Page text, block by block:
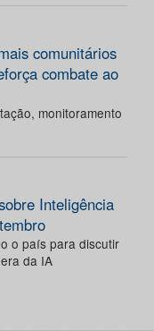
comunitários
combate ao
monitoramento
Inteligência
o país para discutir
da IA